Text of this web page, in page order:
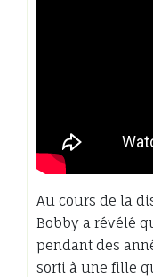
Au cours de la
Bobby a révélé
pendant des
sorti à une fille